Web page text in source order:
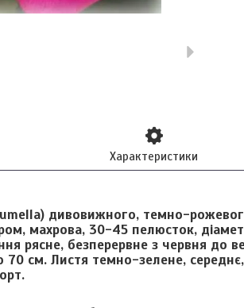
Характеристики
дивовижного, темно-
махрова, 30-45 пелюсток,
рясне, безперервне з червня до
см. Листя темно-зелене, середнє,